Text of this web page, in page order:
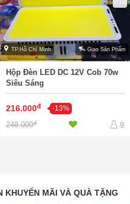
TP.Hồ Chí Minh Giao Sản Phẩm
Hộp Đèn LED DC 12V Cob 70w
Siêu Sáng
216.000đ -13%
248.000đ 9
KHUYẾN MÃI VÀ QUÀ TẶNG